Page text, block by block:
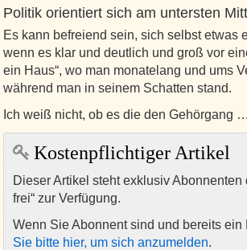
Politik orientiert sich am untersten
Es kann befreiend sein, sich selbst etwas
wenn es klar und deutlich und groß vor
ein Haus“, wo man monatelang und ums
während man in seinem Schatten stand.
Ich weiß nicht, ob es die den Gehörgang …
Kostenpflichtiger Artikel
Dieser Artikel steht exklusiv Abonnenten
frei“ zur Verfügung.
Wenn Sie Abonnent sind und bereits ein
Sie bitte hier, um sich anzumelden.